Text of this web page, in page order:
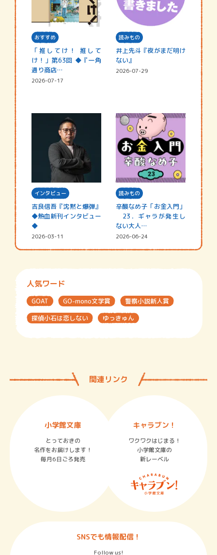
おすすめ
「推してけ！ 推して
け！」第63回 ◆『一角
通り商店…
2026-07-17
読みもの
井上先斗『夜がまだ明け
ない』
2026-07-29
インタビュー
吉良信吾『沈黙と爆弾』
◆熱血新刊インタビュー
◆
2026-03-11
読みもの
辛酸なめ子「お金入門」
23．ギャラが発生し
ない大人…
2026-06-24
人気ワード
GOAT GO-mono文学賞
警察小説新人賞
探偵小石は恋しない
ゆっきゅん
関連リンク
小学館文庫
とっておきの
名作をお届けします！
毎月6日ごろ発売
キャラブン！
ワクワクはじまる！
小学館文庫の
新レーベル
SNSでも情報配信！
Follow us!